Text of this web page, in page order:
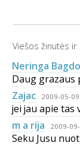
Viešos žinutės
Neringa
Daug grazaus
Zajac
2009-05-09
jei jau apie tas
m a rija
2009-
Seku Jusu